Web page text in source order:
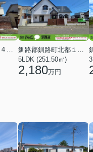
釧路郡釧路町河畔４丁目
5LDK (251.50㎡)
2,180万円